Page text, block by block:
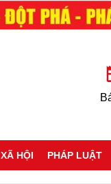
XÃ HỘI PHÁP LUẬT